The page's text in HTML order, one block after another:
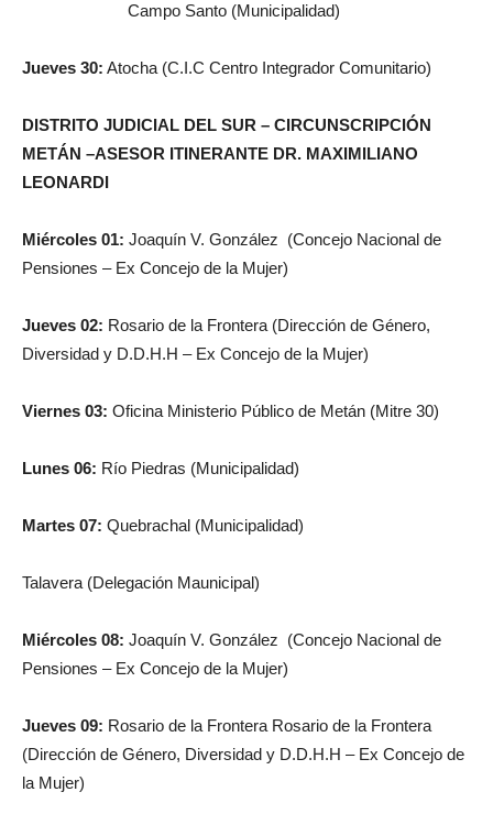
Campo Santo (Municipalidad)
Jueves 30: Atocha (C.I.C Centro Integrador Comunitario)
DISTRITO JUDICIAL DEL SUR – CIRCUNSCRIPCIÓN
METÁN –ASESOR ITINERANTE DR. MAXIMILIANO
LEONARDI
Miércoles 01: Joaquín V. González (Concejo Nacional de
Pensiones – Ex Concejo de la Mujer)
Jueves 02: Rosario de la Frontera (Dirección de Género,
Diversidad y D.D.H.H – Ex Concejo de la Mujer)
Viernes 03: Oficina Ministerio Público de Metán (Mitre 30)
Lunes 06: Río Piedras (Municipalidad)
Martes 07: Quebrachal (Municipalidad)
Talavera (Delegación Maunicipal)
Miércoles 08: Joaquín V. González (Concejo Nacional de
Pensiones – Ex Concejo de la Mujer)
Jueves 09: Rosario de la Frontera Rosario de la Frontera
(Dirección de Género, Diversidad y D.D.H.H – Ex Concejo de
la Mujer)